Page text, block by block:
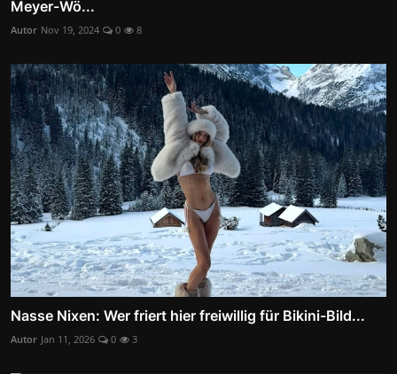
Meyer-Wö...
Autor Nov 19, 2024 0 8
Nasse Nixen: Wer friert hier freiwillig für Bikini-Bild...
Autor Jan 11, 2026 0 3